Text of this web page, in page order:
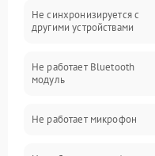
Связь
Не синхронизируется с
другими устройствами
Не работает Bluetooth
модуль
Не работает микрофон